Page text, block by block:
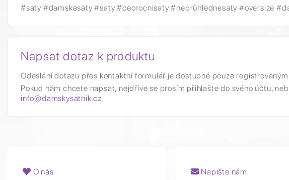
#saty #damskesaty #saty #ceorocnisaty #neprůhlednesaty #oversize
Napsat dotaz k produktu
Odeslání dotazu přes kontaktní formulář je dostupné pouze
Pokud nám chcete napsat, nejdříve se prosím přihlašte do svého účtu,
info@damskysatnik.cz.
O nás
Napište nám